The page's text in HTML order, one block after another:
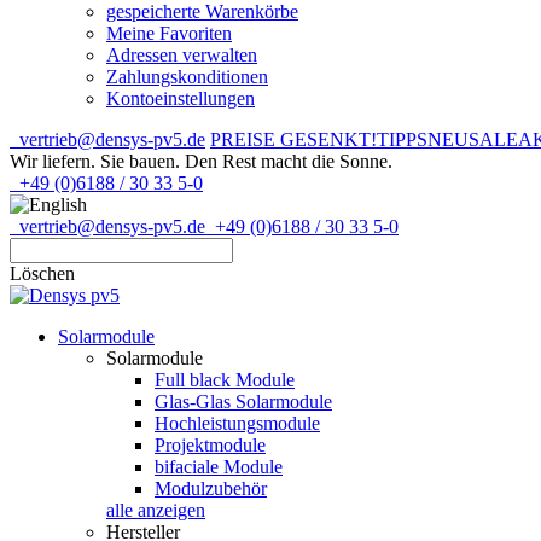
gespeicherte Warenkörbe
Meine Favoriten
Adressen verwalten
Zahlungskonditionen
Kontoeinstellungen
vertrieb@densys-pv5.de PREISE GESENKT!TIPPSNEUSALE
Wir liefern. Sie bauen. Den Rest macht die Sonne.
+49 (0)6188 / 30 33 5-0
vertrieb@densys-pv5.de +49 (0)6188 / 30 33 5-0
Löschen
Solarmodule
Solarmodule
Full black Module
Glas-Glas Solarmodule
Hochleistungsmodule
Projektmodule
bifaciale Module
Modulzubehör
alle anzeigen
Hersteller